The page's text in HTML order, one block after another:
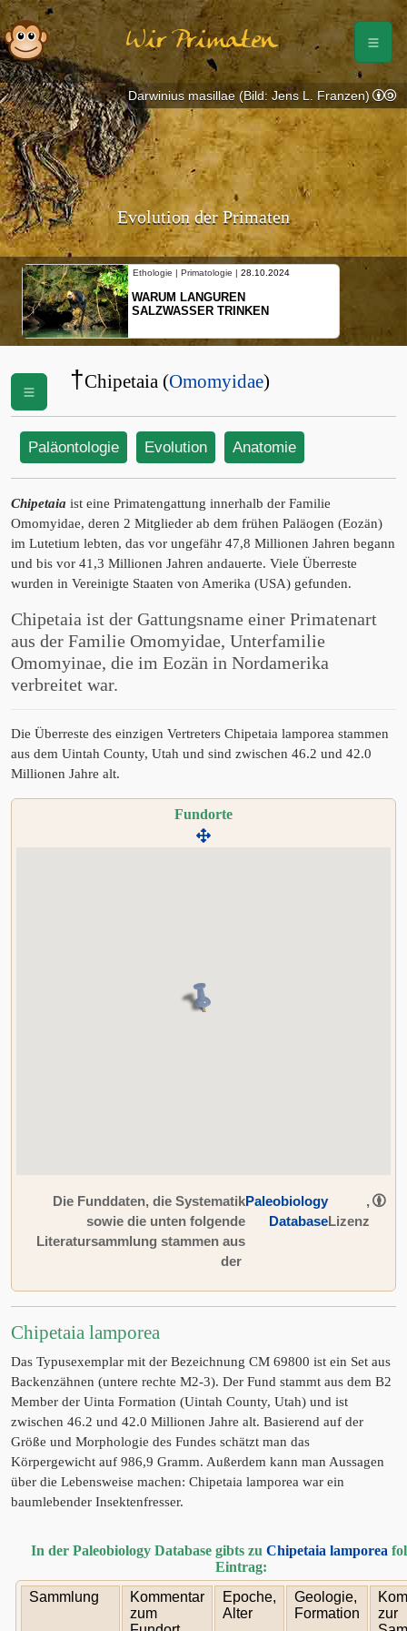
Wir Primaten
Evolution der Primaten
Ethologie | Primatologie | 28.10.2024
WARUM LANGUREN
SALZWASSER TRINKEN
Darwinius masillae (Bild: Jens L. Franzen)
†Chipetaia (Omomyidae)
Paläontologie Evolution Anatomie
Chipetaia ist eine Primatengattung innerhalb der Familie
Omomyidae, deren 2 Mitglieder ab dem frühen Paläogen (Eozän)
im Lutetium lebten, das vor ungefähr 47,8 Millionen Jahren begann
und bis vor 41,3 Millionen Jahren andauerte. Viele Überreste
wurden in Vereinigte Staaten von Amerika (USA) gefunden.
Chipetaia ist der Gattungsname einer Primatenart
aus der Familie Omomyidae, Unterfamilie
Omomyinae, die im Eozän in Nordamerika
verbreitet war.
Die Überreste des einzigen Vertreters Chipetaia lamporea stammen
aus dem Uintah County, Utah und sind zwischen 46.2 und 42.0
Millionen Jahre alt.
Fundorte
Die Funddaten, die Systematik
sowie die unten folgende
Literatursammlung stammen aus
der
Paleobiology
Database
,
Lizenz
Chipetaia lamporea
Das Typusexemplar mit der Bezeichnung CM 69800 ist ein Set aus
Backenzähnen (untere rechte M2-3). Der Fund stammt aus dem B2
Member der Uinta Formation (Uintah County, Utah) und ist
zwischen 46.2 und 42.0 Millionen Jahre alt. Basierend auf der
Größe und Morphologie des Fundes schätzt man das
Körpergewicht auf 986,9 Gramm. Außerdem kann man Aussagen
über die Lebensweise machen: Chipetaia lamporea war ein
baumlebender Insektenfresser.
In der Paleobiology Database gibts zu Chipetaia lamporea
Eintrag:
Sammlung
Kommentar
zum
Epoche,
Alter
Geologie,
Formation
zur